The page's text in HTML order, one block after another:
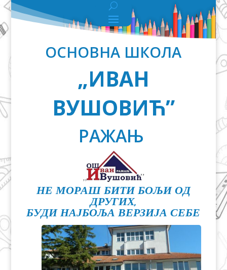
ОСНОВНА ШКОЛА
„ИВАН
ВУШОВИЋ”
РАЖАЊ
НЕ МОРАШ БИТИ БОЉИ ОД
ДРУГИХ,
БУДИ НАЈБОЉА ВЕРЗИЈА СЕБЕ